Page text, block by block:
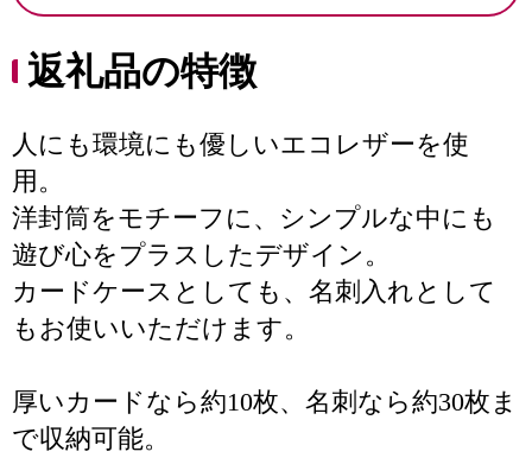
返礼品の特徴
人にも環境にも優しいエコレザーを使
用。
洋封筒をモチーフに、シンプルな中にも
遊び心をプラスしたデザイン。
カードケースとしても、名刺入れとして
もお使いいただけます。
厚いカードなら約10枚、名刺なら約30枚ま
で収納可能。